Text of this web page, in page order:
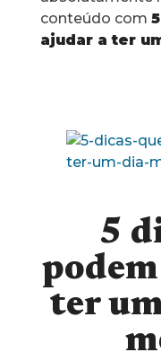
conteúdo com
ajudar a ter
5
ter